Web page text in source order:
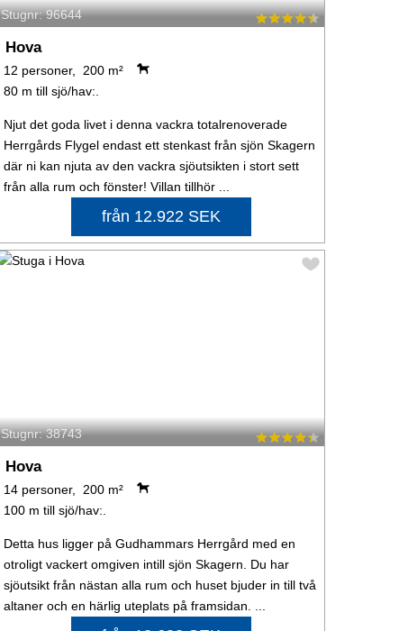
Stugnr: 96644
Hova
12 personer, 200 m²
80 m till sjö/hav:.
Njut det goda livet i denna vackra totalrenoverade
Herrgårds Flygel endast ett stenkast från sjön Skagern
där ni kan njuta av den vackra sjöutsikten i stort sett
från alla rum och fönster! Villan tillhör ...
från 12.922 SEK
Stugnr: 38743
Hova
14 personer, 200 m²
100 m till sjö/hav:.
Detta hus ligger på Gudhammars Herrgård med en
otroligt vackert omgiven intill sjön Skagern. Du har
sjöutsikt från nästan alla rum och huset bjuder in till två
altaner och en härlig uteplats på framsidan. ...